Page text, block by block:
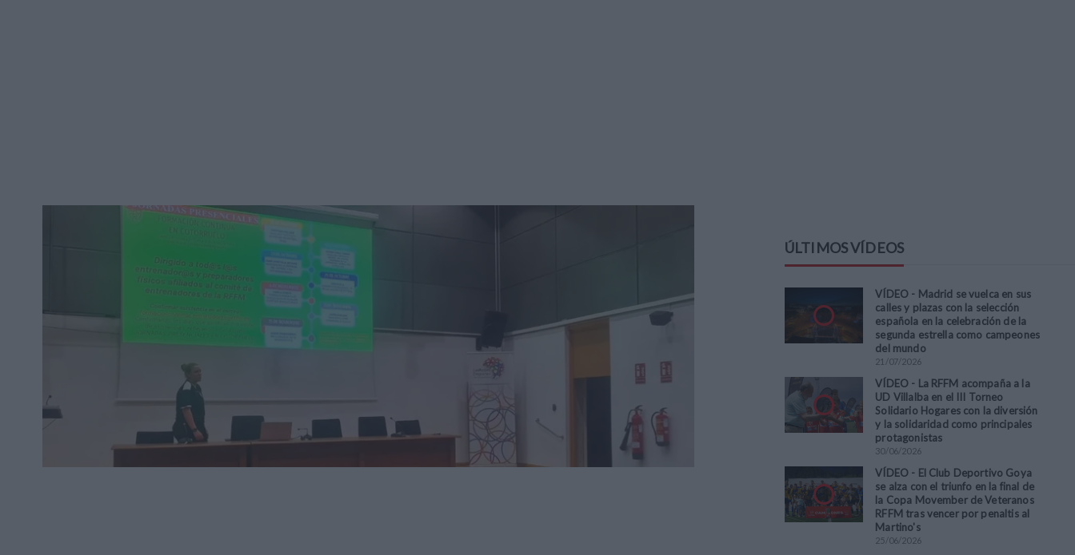
ÚLTIMOS VÍDEOS
VÍDEO - Madrid se vuelca en sus
calles y plazas con la selección
española en la celebración de la
segunda estrella como campeones
del mundo
21 /07/2026
VÍDEO - La RFFM acompaña a la
UD Villalba en el III Torneo
Solidario Hogares con la diversión
y la solidaridad como principales
protagonistas
30/06/2026
VÍDEO - El Club Deportivo Goya
se alza con el triunfo en la final de
la Copa Movember de Veteranos
RFFM tras vencer por penaltis al
Martino's
25/06/2026